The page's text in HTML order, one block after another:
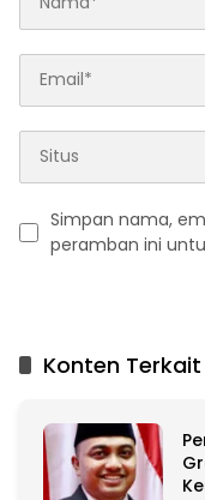
Simpan nama,
peramban ini
e Konten Terkait